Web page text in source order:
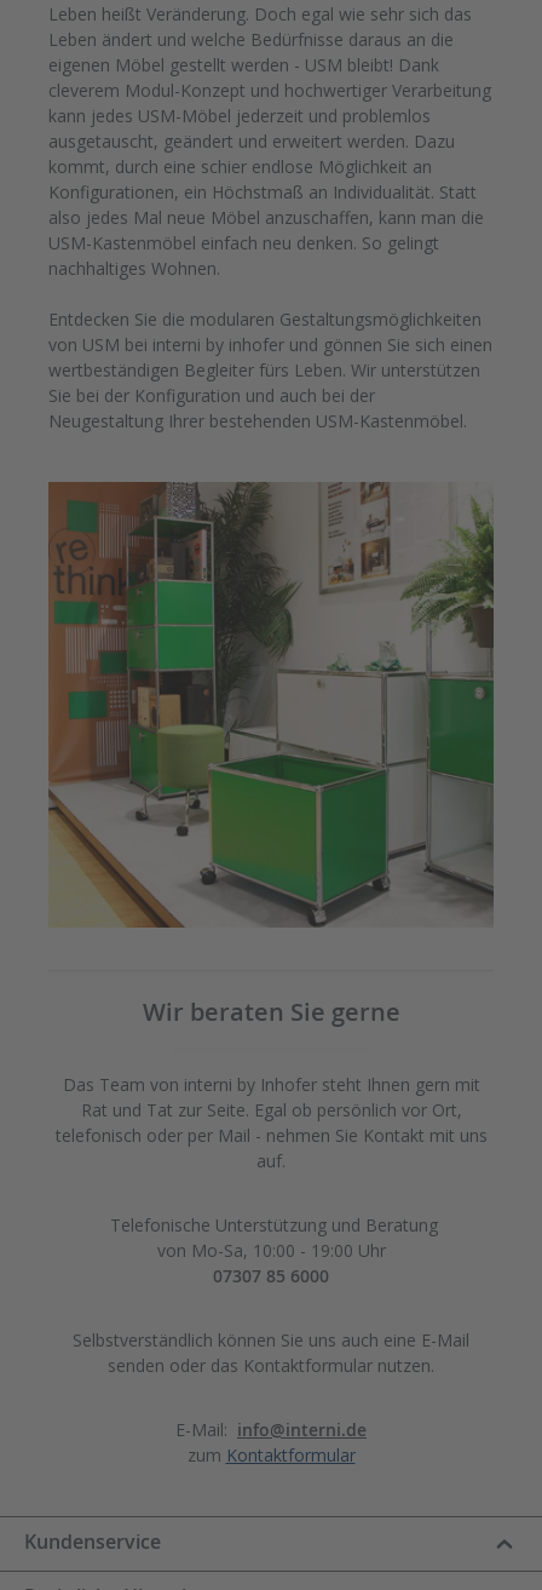
Leben heißt Veränderung. Doch egal wie sehr sich das
Leben ändert und welche Bedürfnisse daraus an die
eigenen Möbel gestellt werden - USM bleibt! Dank
cleverem Modul-Konzept und hochwertiger Verarbeitung
kann jedes USM-Möbel jederzeit und problemlos
ausgetauscht, geändert und erweitert werden. Dazu
kommt, durch eine schier endlose Möglichkeit an
Konfigurationen, ein Höchstmaß an Individualität. Statt
also jedes Mal neue Möbel anzuschaffen, kann man die
USM-Kastenmöbel einfach neu denken. So gelingt
nachhaltiges Wohnen.
Entdecken Sie die modularen Gestaltungsmöglichkeiten
von USM bei interni by inhofer und gönnen Sie sich einen
wertbeständigen Begleiter fürs Leben. Wir unterstützen
Sie bei der Konfiguration und auch bei der
Neugestaltung Ihrer bestehenden USM-Kastenmöbel.
Wir beraten Sie gerne
Das Team von interni by Inhofer steht Ihnen gern mit
Rat und Tat zur Seite. Egal ob persönlich vor Ort,
telefonisch oder per Mail - nehmen Sie Kontakt mit uns
auf.
Telefonische Unterstützung und Beratung
von Mo-Sa, 10:00 - 19:00 Uhr
07307 85 6000
Selbstverständlich können Sie uns auch eine E-Mail
senden oder das Kontaktformular nutzen.
E-Mail: info@interni.de
zum Kontaktformular
Kundenservice